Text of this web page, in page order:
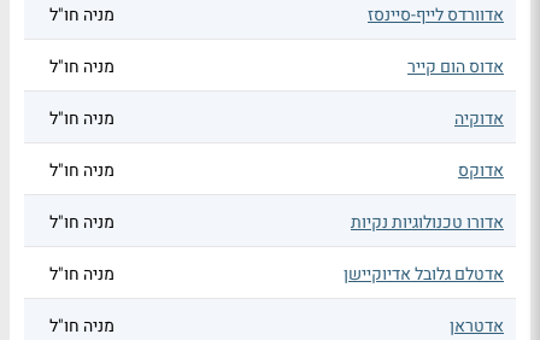
אדוורדס לייף-סיינסז מניה חו"ל
אדוס הום קייר מניה חו"ל
אדוקיה מניה חו"ל
אדוקס מניה חו"ל
אדורו טכנולוגיות נקיות מניה חו"ל
אדטלם גלובל אדיוקיישן מניה חו"ל
אדטראן מניה חו"ל